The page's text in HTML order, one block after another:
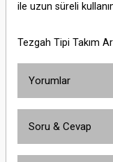
ile uzun süreli
Tezgah Tipi Takım
Yorumlar
Soru & Cevap